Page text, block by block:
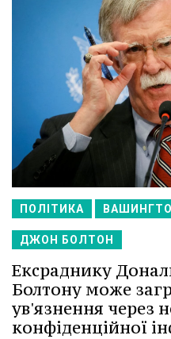
ПОЛІТИКА
ДЖОН БОЛТОН
Ексраднику
Болтону може
ув'язнення через
конфіденційної